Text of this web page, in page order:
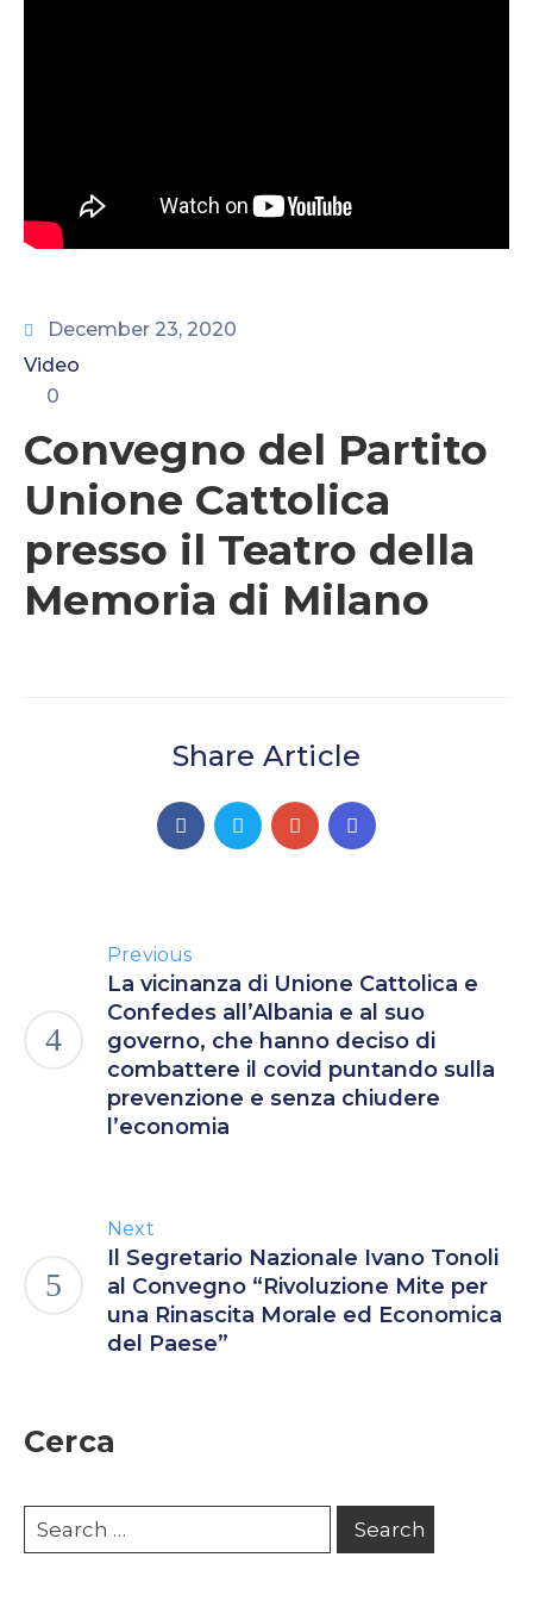
December 23, 2020
Video
0
Convegno del Partito
Unione Cattolica
presso il Teatro della
Memoria di Milano
Share Article
Previous
La vicinanza di Unione Cattolica e
Confedes all’Albania e al suo
governo, che hanno deciso di
combattere il covid puntando sulla
prevenzione e senza chiudere
l’economia
Next
Il Segretario Nazionale Ivano Tonoli
al Convegno “Rivoluzione Mite per
una Rinascita Morale ed Economica
del Paese”
Cerca